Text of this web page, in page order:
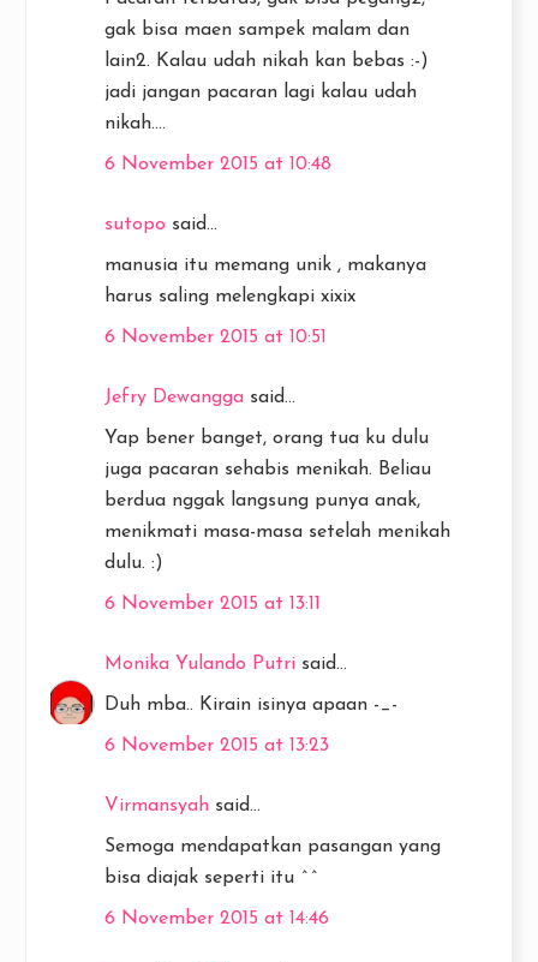
gak bisa maen sampek malam dan
lain2. Kalau udah nikah kan bebas :-)
jadi jangan pacaran lagi kalau udah
nikah....
6 November 2015 at 10:48
sutopo said...
manusia itu memang unik , makanya
harus saling melengkapi xixix
6 November 2015 at 10:51
Jefry Dewangga said...
Yap bener banget, orang tua ku dulu
juga pacaran sehabis menikah. Beliau
berdua nggak langsung punya anak,
menikmati masa-masa setelah menikah
dulu. :)
6 November 2015 at 13:11
Monika Yulando Putri said...
Duh mba.. Kirain isinya apaan -_-
6 November 2015 at 13:23
Virmansyah said...
Semoga mendapatkan pasangan yang
bisa diajak seperti itu ^^
6 November 2015 at 14:46